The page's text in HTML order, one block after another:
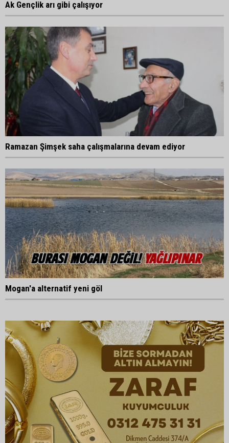
Ak Gençlik arı gibi çalışıyor
Ramazan Şimşek saha çalışmalarına devam ediyor
Mogan'a alternatif yeni göl